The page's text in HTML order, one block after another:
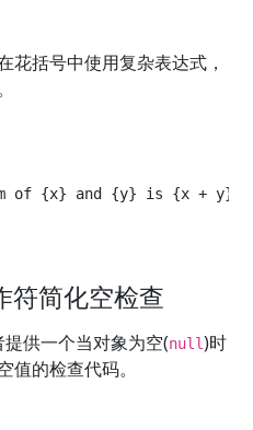
花括号中使用复杂表达式，
of {x} and {y} is {x +
符简化空检查
提供一个当对象为空(null )时
值的检查代码。